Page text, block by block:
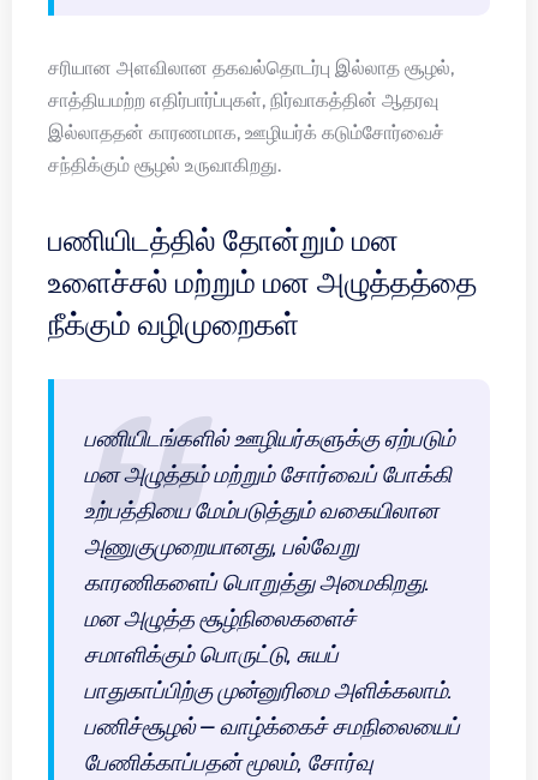
சரியான அளவிலான தகவல்தொடர்பு இல்லாத சூழல்,
சாத்தியமற்ற எதிர்பார்ப்புகள், நிர்வாகத்தின் ஆதரவு
இல்லாததன் காரணமாக, ஊழியர்க் கடும்சோர்வைச்
சந்திக்கும் சூழல் உருவாகிறது.
பணியிடத்தில் தோன்றும் மன
உளைச்சல் மற்றும் மன அழுத்தத்தை
நீக்கும் வழிமுறைகள்
பணியிடங்களில் ஊழியர்களுக்கு ஏற்படும்
மன அழுத்தம் மற்றும் சோர்வைப் போக்கி
உற்பத்தியை மேம்படுத்தும் வகையிலான
அணுகுமுறையானது, பல்வேறு
காரணிகளைப் பொறுத்து அமைகிறது.
மன அழுத்த சூழ்நிலைகளைச்
சமாளிக்கும் பொருட்டு, சுயப்
பாதுகாப்பிற்கு முன்னுரிமை அளிக்கலாம்.
பணிச்சூழல் – வாழ்க்கைச் சமநிலையைப்
பேணிக்காப்பதன் மூலம், சோர்வு